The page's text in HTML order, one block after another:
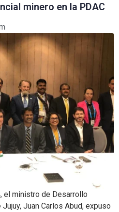
minero en la PDAC
el ministro de Desarrollo
Juan Carlos Abud, expuso